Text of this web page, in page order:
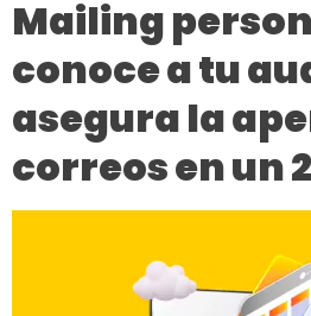
Mailing
conoce a tu
asegura la
correos en un